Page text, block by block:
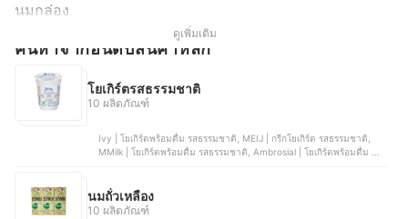
นมกล่อง
ดูเพิ่มเติม
ค้นหาจากอันดับสินค้าหลัก
โยเกิร์ตรสธรรมชาติ
10 ผลิตภัณฑ์
Ivy | โยเกิร์ตพร้อมดื่ม รสธรรมชาติ, MEIJ | กรีกโยเกิร์ต รสธรรมชาติ,
MMilk | โยเกิร์ตพร้อมดื่ม รสธรรมชาติ, Ambrosial | โยเกิร์ตพร้อมดื่ม รส
นมถั่วเหลือง
10 ผลิตภัณฑ์